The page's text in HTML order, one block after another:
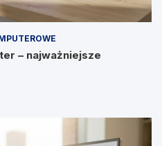
– najważniejsze